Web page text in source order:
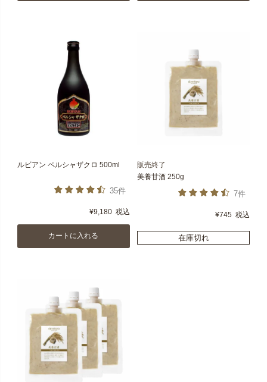
ルビアン ペルシャザクロ 500ml
35件
¥9,180 税込
カートに入れる
販売終了
美養甘酒 250g
7件
¥745 税込
在庫切れ